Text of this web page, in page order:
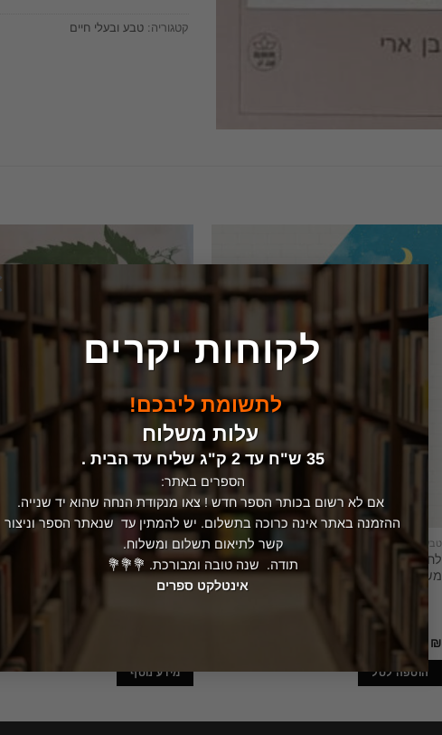
לקוחות יקרים
לתשומת ליבכם!
עלות משלוח
35 ש"ח עד 2 ק"ג שליח עד הבית .
הספרים באתר:
אם לא רשום בכותר הספר חדש ! צאו מנקודת הנחה שהוא יד שנייה.
ההזמנה באתר אינה כרוכה בתשלום. יש להמתין עד שנאתר הספר וניצור
קשר לתיאום תשלום ומשלוח.
תודה. שנה טובה ומבורכת. 💐💐💐
אינטלקט ספרים
קטגוריה: טבע ובעלי חיים
טבע ובעלי חיים
לחיות בכל תנאי – מדריך שימושי למטייל /
משה אורן
48.00₪
הוספה לסל
אזל טבע ובעלי חיים
שיר השירים – טבע, עלילה
יהודה פליקס – מהדורה בפורמט
מידע נוסף